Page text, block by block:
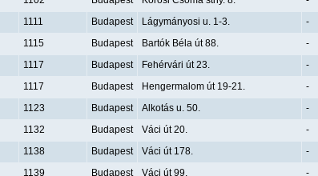
1111 Budapest Lágymányosi u. 1-3. -
1115 Budapest Bartók Béla út 88. -
1117 Budapest Fehérvári út 23. -
1117 Budapest Hengermalom út 19-21. -
1123 Budapest Alkotás u. 50. -
1132 Budapest Váci út 20. -
1138 Budapest Váci út 178. -
1139 Budapest Váci út 99. -